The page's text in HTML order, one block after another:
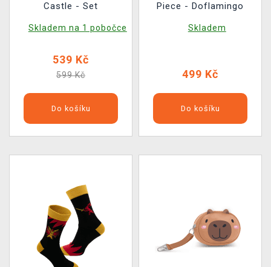
Castle - Set
Skladem na 1 pobočce
539 Kč
599 Kč
Do košíku
Piece - Doflamingo
Skladem
499 Kč
Do košíku